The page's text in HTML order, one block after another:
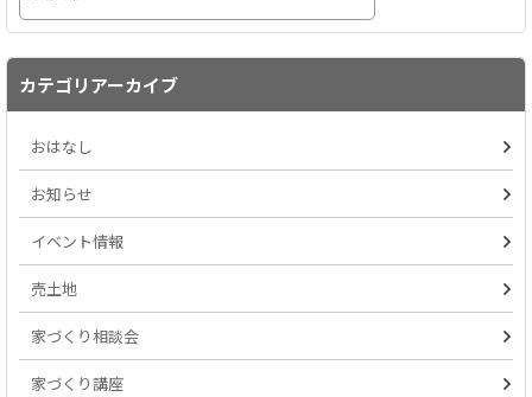
カテゴリアーカイブ
おはなし
お知らせ
イベント情報
売土地
家づくり相談会
家づくり講座